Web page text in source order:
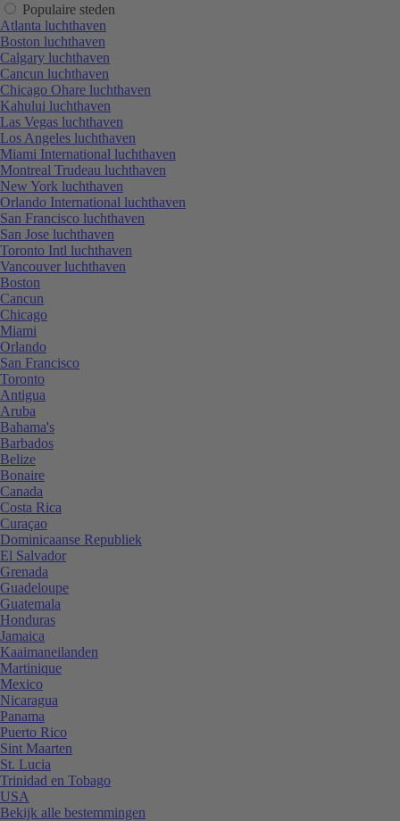
Populaire steden
Atlanta luchthaven
Boston luchthaven
Calgary luchthaven
Cancun luchthaven
Chicago Ohare luchthaven
Kahului luchthaven
Las Vegas luchthaven
Los Angeles luchthaven
Miami International luchthaven
Montreal Trudeau luchthaven
New York luchthaven
Orlando International luchthaven
San Francisco luchthaven
San Jose luchthaven
Toronto Intl luchthaven
Vancouver luchthaven
Boston
Cancun
Chicago
Miami
Orlando
San Francisco
Toronto
Antigua
Aruba
Bahama's
Barbados
Belize
Bonaire
Canada
Costa Rica
Curaçao
Dominicaanse Republiek
El Salvador
Grenada
Guadeloupe
Guatemala
Honduras
Jamaica
Kaaimaneilanden
Martinique
Mexico
Nicaragua
Panama
Puerto Rico
Sint Maarten
St. Lucia
Trinidad en Tobago
USA
Bekijk alle bestemmingen